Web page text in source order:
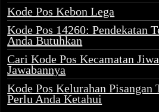
Kode Pos Kebon Lega
Kode Pos 14260: Pendekatan
Anda Butuhkan
Cari Kode Pos Kecamatan
Jawabannya
Kode Pos Kelurahan Pisangan
Perlu Anda Ketahui